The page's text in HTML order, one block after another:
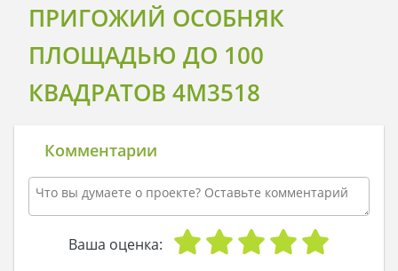
ПРИГОЖИЙ ОСОБНЯК
ПЛОЩАДЬЮ ДО 100
КВАДРАТОВ 4M3518
Комментарии
Ваша оценка: